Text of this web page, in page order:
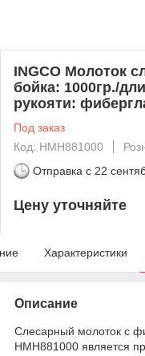
INGCO Молоток
бойка: 1000гр./
рукояти:
Под заказ
Код: HMH881000
Отправка с 22
Цену уточняйте
Характеристики
Описание
Слесарный молоток с
HMH881000 является